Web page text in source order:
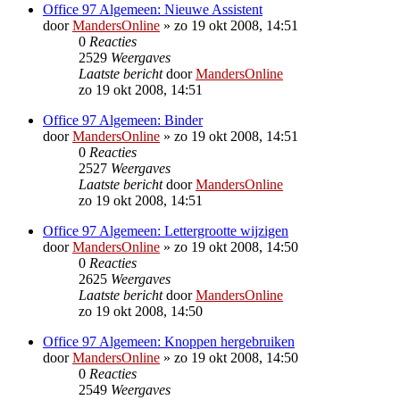
Office 97 Algemeen: Nieuwe Assistent
doorMandersOnline » zo 19 okt 2008, 14:51
0 Reacties
2529 Weergaves
Laatste berichtdoorMandersOnline
zo 19 okt 2008, 14:51
Office 97 Algemeen: Binder
doorMandersOnline » zo 19 okt 2008, 14:51
0 Reacties
2527 Weergaves
Laatste berichtdoorMandersOnline
zo 19 okt 2008, 14:51
Office 97 Algemeen: Lettergrootte wijzigen
doorMandersOnline » zo 19 okt 2008, 14:50
0 Reacties
2625 Weergaves
Laatste berichtdoorMandersOnline
zo 19 okt 2008, 14:50
Office 97 Algemeen: Knoppen hergebruiken
doorMandersOnline » zo 19 okt 2008, 14:50
0 Reacties
2549 Weergaves